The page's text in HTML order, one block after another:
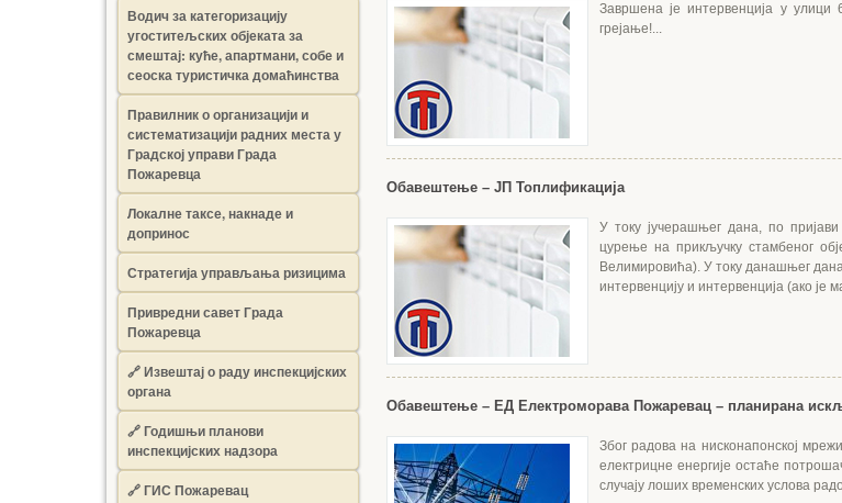
Водич за категоризацију
угоститељских објеката за
смештај: куће, апартмани, собе и
сеоска туристичка домаћинства
Правилник о организацији и
систематизацији радних места у
Градској управи Града
Пожаревца
Локалне таксе, накнаде и
допринос
Стратегија управљања ризицима
Привредни савет Града
Пожаревца
🔗Извештај о раду инспекцијских
органа
🔗Годишњи планови
инспекцијских надзора
🔗 ГИС Пожаревац
Завршена је интервенција у
грејање!...
Обавештење – ЈП Топлификација
У току јучерашњег дана, по
цурење на прикључку стамбеног
Велимировића). У току данашњег
интервенцију и интервенција (ако је
Обавештење – ЕД Електроморава Пожаревац – планирана
Због радова на нисконапонској
електрицне енергије остаће
случају лоших временских услова